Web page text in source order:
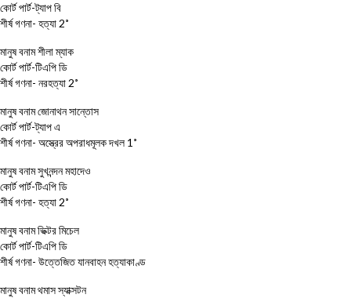
কোর্ট পার্ট-ট্যাপ বি
শীর্ষ গণনা- হত্যা 2˚
মানুষ বনাম শীলা ম্যাক
কোর্ট পার্ট-টিএপি ডি
শীর্ষ গণনা- নরহত্যা 2˚
মানুষ বনাম জোনাথন সান্তোস
কোর্ট পার্ট-ট্যাপ এ
শীর্ষ গণনা- অস্ত্রের অপরাধমূলক দখল 1˚
মানুষ বনাম সুখনন্দন মহাদেও
কোর্ট পার্ট-টিএপি ডি
শীর্ষ গণনা- হত্যা 2˚
মানুষ বনাম ভিক্টর মিচেল
কোর্ট পার্ট-টিএপি ডি
শীর্ষ গণনা- উত্তেজিত যানবাহন হত্যাকাণ্ড
মানুষ বনাম থমাস স্যাক্সটন